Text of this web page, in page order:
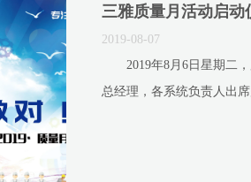
三雅质量月活动启动
2019-08-07
2019年8月6日星期二，
总经理，各系统负责人出席